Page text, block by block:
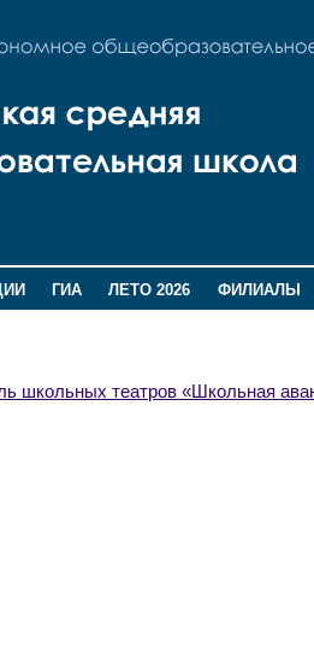
ГИА ЛЕТО 2026
ФИЛИАЛЫ
школьных театров «Школьная